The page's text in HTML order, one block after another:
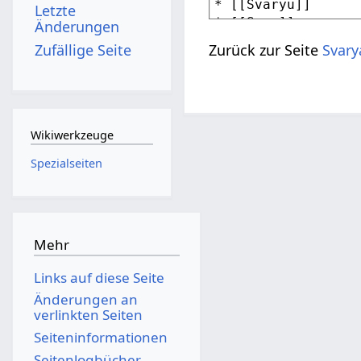
Zurück zur Seite
Letzte
Änderungen
Zufällige Seite
Wikiwerkzeuge
Spezialseiten
Mehr
Links auf diese Seite
Änderungen an
verlinkten Seiten
Seiten­­informationen